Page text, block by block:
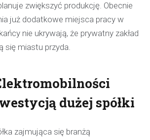
zwiększyć produkcję. Obecnie
już dodatkowe miejsca pracy w
nie ukrywają, że prywatny zakład
się miastu przyda.
dużej spółki
zajmująca się branżą